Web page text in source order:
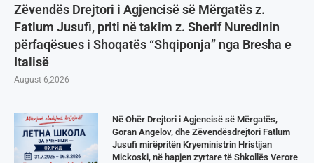
Zëvendës Drejtori i Agjencisë së Mërgatës z.
Fatlum Jusufi, priti në takim z. Sherif Nuredinin
përfaqësues i Shoqatës “Shqiponja” nga Bresha e
Italisë
August 6,2026
Në Ohër Drejtori i Agjencisë së Mërgatës,
Goran Angelov, dhe Zëvendësdrejtori Fatlum
Jusufi mirëpritën Kryeministrin Hristijan
Mickoski, në hapjen zyrtare të Shkollës Verore